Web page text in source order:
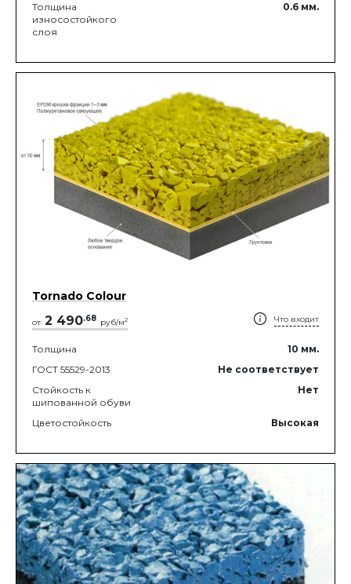
Толщина
износостойкого
слоя
0.6 мм.
Tornado Colour
от 2 490.68 руб/м2 Что входит
Толщина 10 мм.
ГОСТ 55529-2013
Не соответствует
Стойкость к
шипованной обуви
Нет
Цветостойкость Высокая